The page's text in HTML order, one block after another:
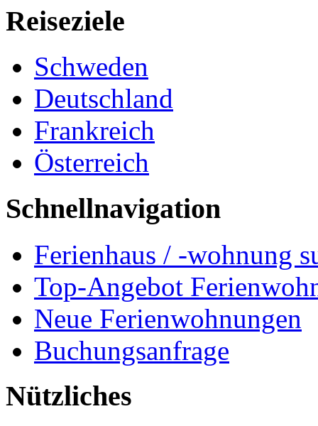
Reiseziele
Schweden
Deutschland
Frankreich
Österreich
Schnellnavigation
Ferienhaus / -wohnung
Top-Angebot
Neue Ferienwohnungen
Buchungsanfrage
Nützliches